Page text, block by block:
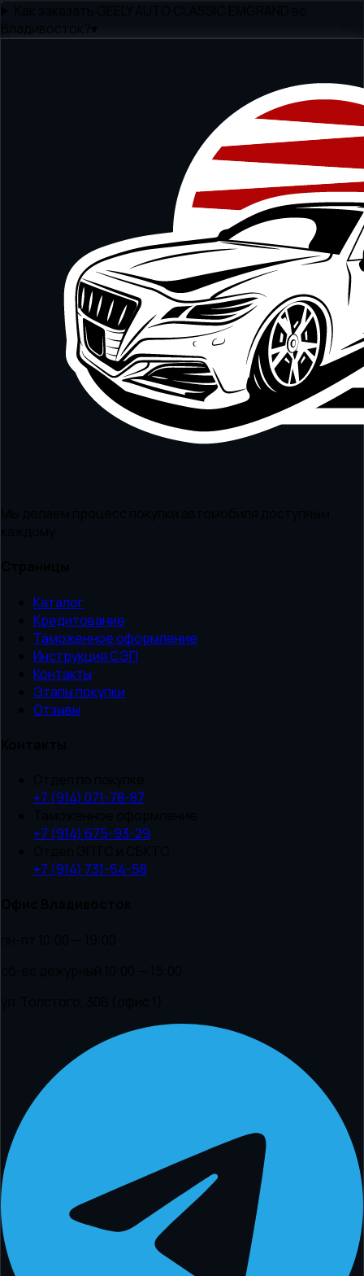
Владивосток?▾
Каталог
Кредитование
Таможенное оформление
Инструкция СЭП
Контакты
Этапы покупки
Отзывы
+7 (914) 071-78-87
+7 (914) 675-93-29
+7 (914) 731-54-58